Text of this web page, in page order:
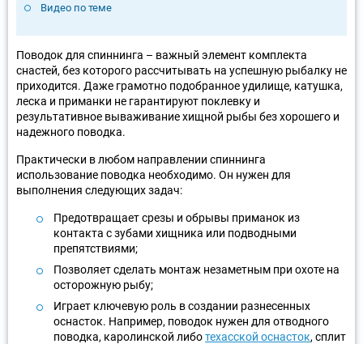
Видео по теме
Поводок для спиннинга – важный элемент комплекта
снастей, без которого рассчитывать на успешную рыбалку не
приходится. Даже грамотно подобранное удилище, катушка,
леска и приманки не гарантируют поклевку и
результативное вываживание хищной рыбы без хорошего и
надежного поводка.
Практически в любом направлении спиннинга
использование поводка необходимо. Он нужен для
выполнения следующих задач:
Предотвращает срезы и обрывы приманок из
контакта с зубами хищника или подводными
препятствиями;
Позволяет сделать монтаж незаметным при охоте на
осторожную рыбу;
Играет ключевую роль в создании разнесенных
оснасток. Например, поводок нужен для отводного
поводка, каролинской либотехасской оснасток, сплит